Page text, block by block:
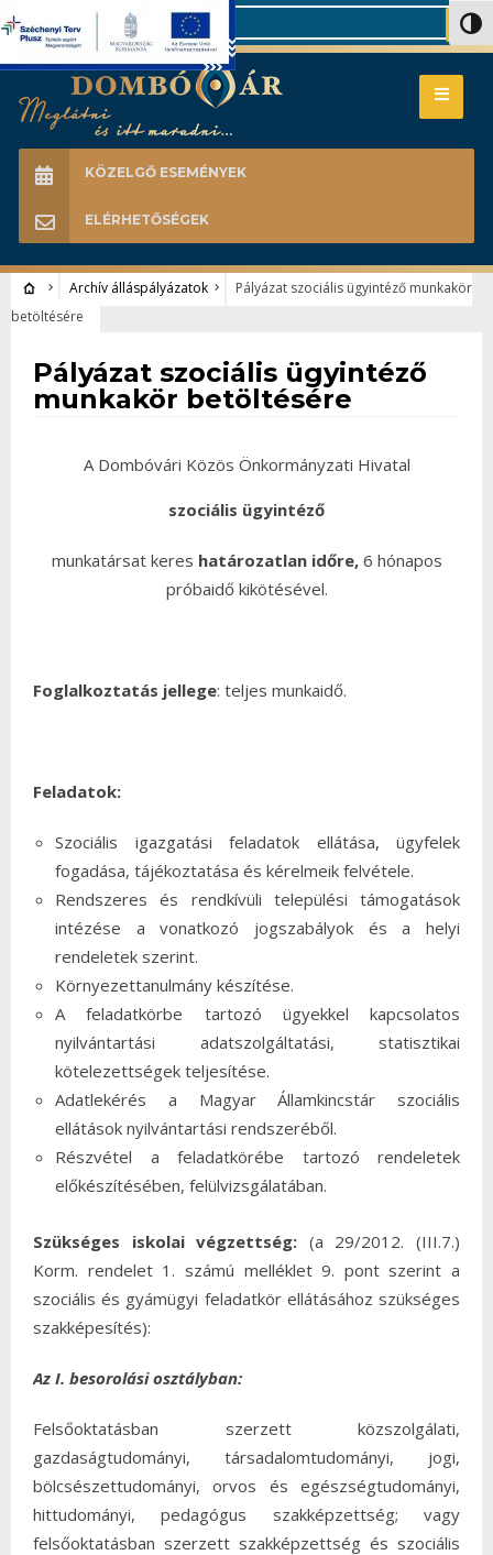
Search
KÖZELGŐ ESEMÉNYEK
ELÉRHETŐSÉGEK
Archív álláspályázatok
Pályázat szociális ügyintéző munkakör
betöltésére
Pályázat szociális ügyintéző
munkakör betöltésére
A Dombóvári Közös Önkormányzati Hivatal
szociális ügyintéző
munkatársat keres határozatlan időre,6 hónapos
próbaidő kikötésével.
Foglalkoztatás jellege: teljes munkaidő.
Feladatok:
Szociális igazgatási feladatok ellátása, ügyfelek
fogadása, tájékoztatása és kérelmeik felvétele.
Rendszeres és rendkívüli települési támogatások
intézése a vonatkozó jogszabályok és a helyi
rendeletek szerint.
Környezettanulmány készítése.
A feladatkörbe tartozó ügyekkel kapcsolatos
nyilvántartási adatszolgáltatási, statisztikai
kötelezettségek teljesítése.
Adatlekérés a Magyar Államkincstár szociális
ellátások nyilvántartási rendszeréből.
Részvétel a feladatkörébe tartozó rendeletek
előkészítésében, felülvizsgálatában.
Szükséges iskolai végzettség: (a 29/2012. (III.7.)
Korm. rendelet 1. számú melléklet 9. pont szerint a
szociális és gyámügyi feladatkör ellátásához szükséges
szakképesítés):
Az I. besorolási osztályban:
Felsőoktatásban szerzett közszolgálati,
gazdaságtudományi, társadalomtudományi, jogi,
bölcsészettudományi, orvos és egészségtudományi,
hittudományi, pedagógus szakképzettség; vagy
felsőoktatásban szerzett szakképzettség és szociális